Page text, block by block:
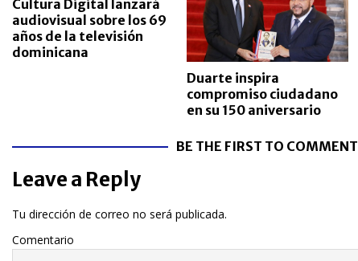
Cultura Digital lanzará
audiovisual sobre los 69
años de la televisión
dominicana
Duarte inspira
compromiso ciudadano
en su 150 aniversario
BE THE FIRST TO COMMENT
Leave a Reply
Tu dirección de correo no será publicada.
Comentario